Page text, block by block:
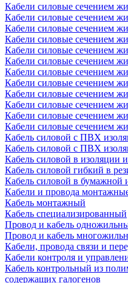
Кабели силовые сечением
Кабели силовые сечением
Кабели силовые сечением
Кабели силовые сечением
Кабели силовые сечением
Кабели силовые сечением
Кабели силовые сечением
Кабели силовые сечением
Кабели силовые сечением
Кабели силовые сечением
Кабели силовые сечением
Кабели силовые сечением
Кабель силовой с ПВХ
Кабель силовой с ПВХ
Кабель силовой в изоляции
Кабель силовой гибкий в
Кабель силовой в бумажной
Кабели и провода
Кабель монтажный
Кабель специализированный
Провод и кабель
Провод и кабель
Кабели, провода связи и
Кабели контроля и
Кабель контрольный из
содержащих галогенов